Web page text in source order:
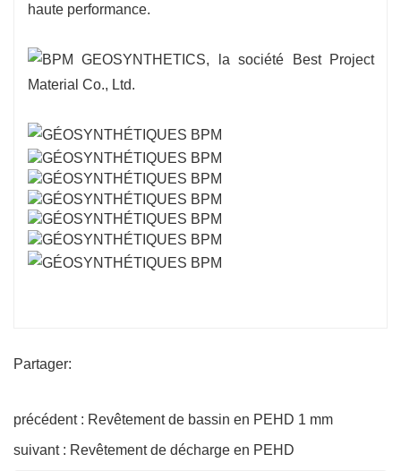
haute performance.
Partager:
précédent : Revêtement de bassin en PEHD 1 mm
suivant : Revêtement de décharge en PEHD